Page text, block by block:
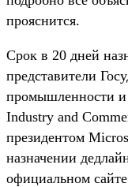
прояснится.
Срок в 20 дней
представители
промышленности и
Industry and
президентом
назначении
официальном